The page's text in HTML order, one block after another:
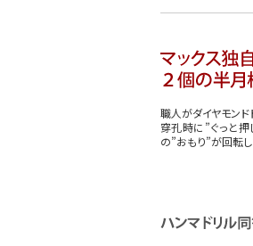
職人がダイヤモン
穿孔時に”ぐっと
の”おもり”が回転し